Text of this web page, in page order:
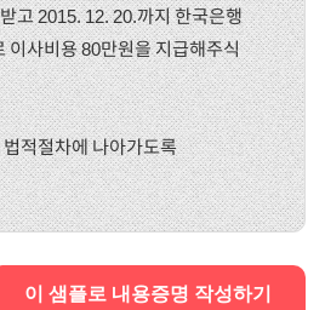
고 2015. 12. 20.까지 한국은행
사비용 80만원을 지급해주식
적절차에 나아가도록
이 샘플로 내용증명 작성하기